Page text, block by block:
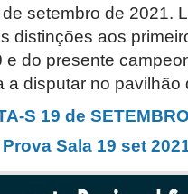
setembro de 2021.
distinções aos
e do presente
a disputar no pavilhão
S 19 de
Sala 19 set